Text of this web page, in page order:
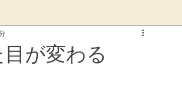
・メンテナンス 不動産整理・売却・活用
が変わる